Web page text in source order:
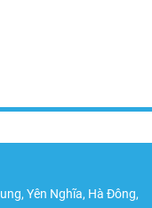
Yên Nghĩa, Hà Đông,